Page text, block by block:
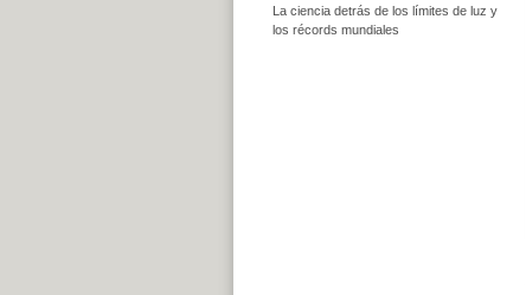
La ciencia detrás de los límites de luz y
los récords mundiales